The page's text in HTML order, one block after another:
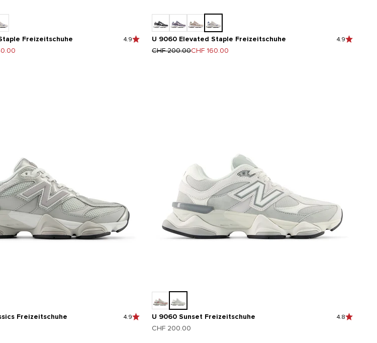
Freizeitschuhe 4.9 U 9060 Elevated Staple Freizeitschuhe 4.9
Regulärer Preis
CHF 200.00Angebot
CHF 160.00
Freizeitschuhe 4.9 U 9060 Sunset Freizeitschuhe 4.8
Angebot
CHF 200.00